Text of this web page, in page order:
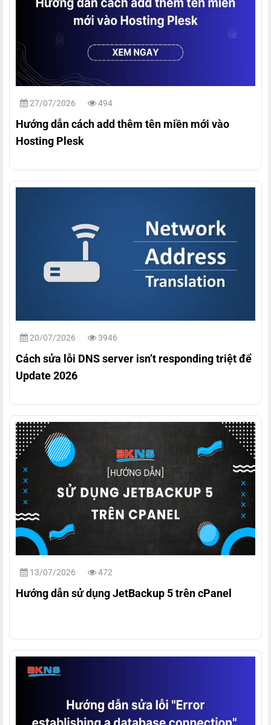
27/07/2026 494
Hướng dẫn cách add thêm tên miền mới vào
Hosting Plesk
20/07/2026 3946
Cách sửa lỗi DNS server isn’t responding triệt để
Update 2026
13/07/2026 472
Hướng dẫn sử dụng JetBackup 5 trên cPanel